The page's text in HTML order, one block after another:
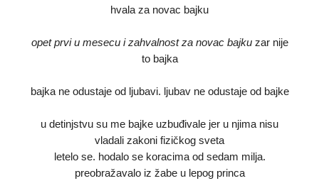
hvala za novac bajku
opet prvi u mesecu i zahvalnost za novac bajkuzar nije
to bajka
bajka ne odustaje od ljubavi. ljubav ne odustaje od bajke
u detinjstvu su me bajke uzbuđivale jer u njima nisu
vladali zakoni fizičkog sveta
letelo se. hodalo se koracima od sedam milja.
preobražavalo iz žabe u lepog princa